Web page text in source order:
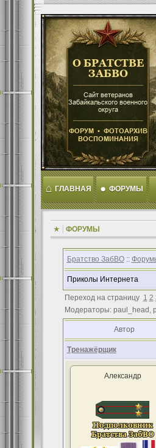
⌂ ГЛАВНАЯ ● ФОРУМЫ
ФОРУМЫ
Братство ЗабВО::
Приколы Интернета
Переход на страницу 1 2
Модераторы: paul_head,
Автор
Тренажёрщик
Александр